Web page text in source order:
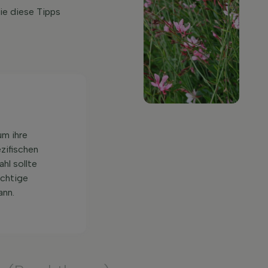
diese Tipps
ihre
sollte